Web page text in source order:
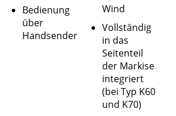
Bedienung
über
Handsender
Wind
Vollständig
in das
Seitenteil
der Markise
integriert
(bei Typ K60
und K70)